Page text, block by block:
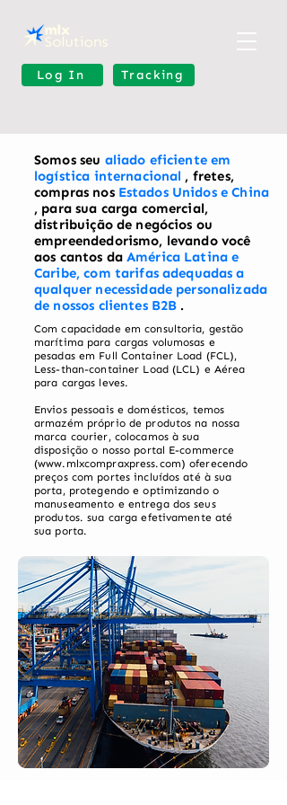
Log In ⁠Tracking
Somos seu aliado eficiente em
logística internacional , fretes,
compras nos Estados Unidos e China
, para sua carga comercial,
distribuição de negócios ou
empreendedorismo, levando você
aos cantos da América Latina e
Caribe, com tarifas adequadas a
qualquer necessidade personalizada
de nossos clientes B2B .
Com capacidade em consultoria, gestão
marítima para cargas volumosas e
pesadas em Full Container Load (FCL),
Less-than-container Load (LCL) e Aérea
para cargas leves.
Envios pessoais e domésticos, temos
armazém próprio de produtos na nossa
marca courier, colocamos à sua
disposição o nosso portal E-commerce
(www.mlxcompraxpress.com) oferecendo
preços com portes incluídos até à sua
porta, protegendo e optimizando o
manuseamento e entrega dos seus
produtos. sua carga efetivamente até
sua porta.